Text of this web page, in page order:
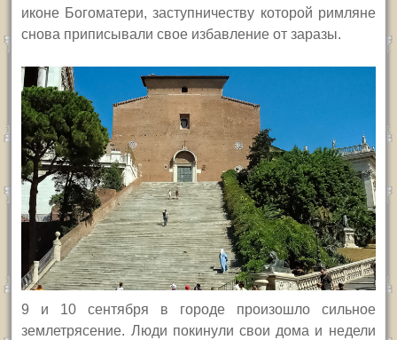
иконе Богоматери, заступничеству которой римляне
снова приписывали свое избавление от заразы.
9 и 10 сентября в городе произошло сильное
землетрясение. Люди покинули свои дома и недели